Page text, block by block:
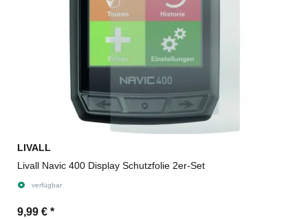
LIVALL
Livall Navic 400 Display Schutzfolie 2er-Set
verfügbar
9,99 € *